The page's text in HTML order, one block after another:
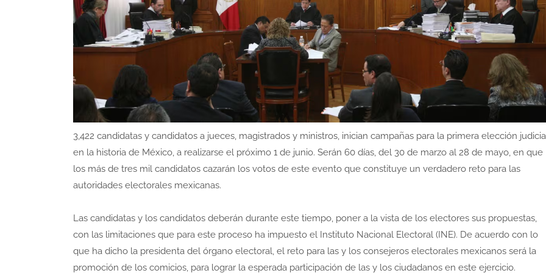
3,422 candidatas y candidatos a jueces, magistrados y ministros, inician campañas para la primera elección
en la historia de México, a realizarse el próximo 1 de junio. Serán 60 días, del 30 de marzo al 28 de mayo, en que
los más de tres mil candidatos cazarán los votos de este evento que constituye un verdadero reto para las
autoridades electorales mexicanas.
Las candidatas y los candidatos deberán durante este tiempo, poner a la vista de los electores sus propuestas,
con las limitaciones que para este proceso ha impuesto el Instituto Nacional Electoral (INE). De acuerdo con lo
que ha dicho la presidenta del órgano electoral, el reto para las y los consejeros electorales mexicanos será la
promoción de los comicios, para lograr la esperada participación de las y los ciudadanos en este ejercicio.